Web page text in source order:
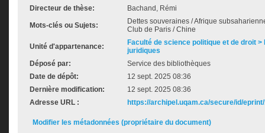
Directeur de thèse: Bachand, Rémi
Mots-clés ou Sujets:
Dettes souveraines / Afrique
Club de Paris / Chine
Unité d'appartenance:
Faculté de science politique et de droit
juridiques
Déposé par:
Service des bibliothèques
Date de dépôt:
12 sept. 2025 08:36
Dernière modification:
12 sept. 2025 08:36
Adresse URL :
https://archipel.uqam.ca/secure/id/
Modifier les métadonnées (propriétaire du document)